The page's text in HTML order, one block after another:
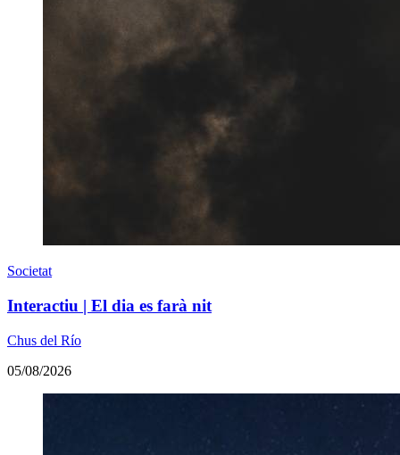
Societat
Interactiu | El dia es farà nit
Chus del Río
05/08/2026